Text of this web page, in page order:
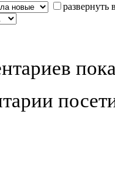
развернуть